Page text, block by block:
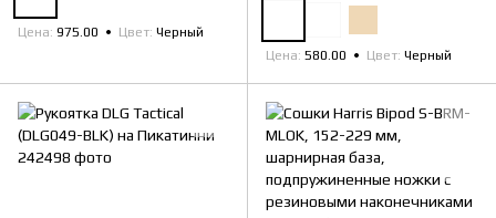
Цена 975.00 Цвет Черный
Цена 580.00 Цвет Черный